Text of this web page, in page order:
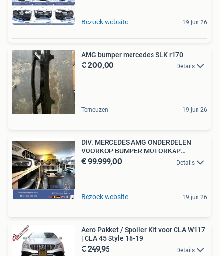
Bezoek website 19 jun 26
AMG bumper mercedes SLK r170
€ 200,00 Details
Terneuzen 19 jun 26
DIV. MERCEDES AMG ONDERDELEN
VOORKOP BUMPER MOTORKAP
KOPLAMP
€ 99.999,00 Details
Bezoek website 19 jun 26
Aero Pakket / Spoiler Kit voor CLA W117
| CLA 45 Style 16-19
€ 249,95 Details